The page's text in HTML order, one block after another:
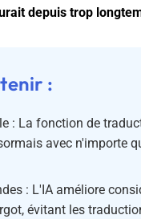
depuis trop
:
: La fonction de
avec n'importe
: L'IA améliore
évitant les